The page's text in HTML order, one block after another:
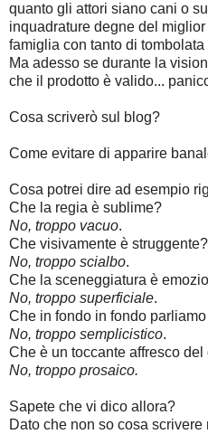
quanto gli attori siano cani o
inquadrature degne del
famiglia con tanto di tombolata
Ma adesso se durante la
che il prodotto è valido...
Cosa scriverò sul blog?
Come evitare di apparire
Cosa potrei dire ad esempio
Che la regia è sublime?
No, troppo vacuo.
Che visivamente è struggente?
No, troppo scialbo.
Che la sceneggiatura è
No, troppo superficiale.
Che in fondo in fondo parliamo
No, troppo semplicistico.
Che è un toccante affresco
No, troppo prosaico.
Sapete che vi dico allora?
Dato che non so cosa